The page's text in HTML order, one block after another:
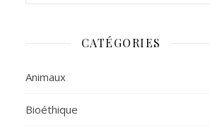
CATÉGORIES
Animaux
Bioéthique